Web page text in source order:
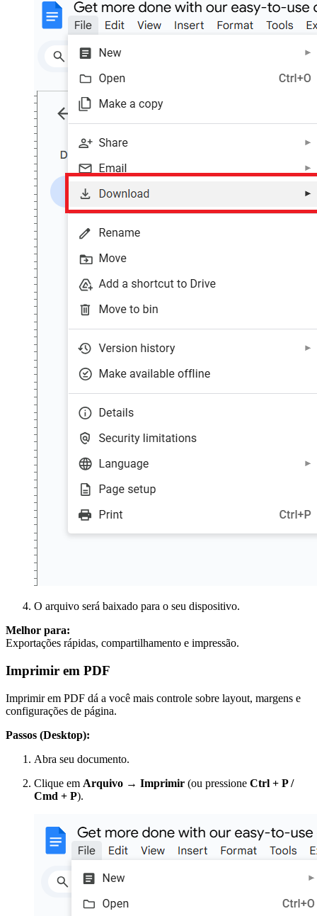
O arquivo será baixado para o seu dispositivo.
Melhor para:
Exportações rápidas, compartilhamento e impressão.
Imprimir em PDF
Imprimir em PDF dá a você mais controle sobre layout, margens e
configurações de página.
Passos (Desktop):
Abra seu documento.
Clique em Arquivo → Imprimir (ou pressione Ctrl + P /
Cmd + P).